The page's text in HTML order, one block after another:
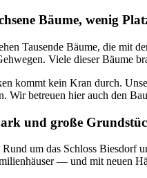
Bäume, wenig
Tausende Bäume, die mit
Viele dieser Bäume
kommt kein Kran durch.
Wir betreuen hier auch den
und große
um das Schloss Biesdorf
— und mit neuen